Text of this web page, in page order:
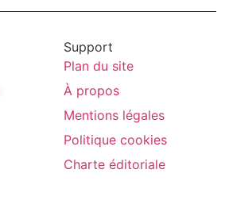
Support
Plan du site
À propos
Mentions légales
Politique cookies
Charte éditoriale